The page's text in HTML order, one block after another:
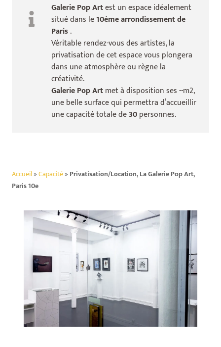
Galerie Pop Artest un espace idéalement
situé dans le10ème arrondissement de
Paris.
Véritable rendez-vous des artistes, la
privatisation de cet espace vous plongera
dans une atmosphère ou règne la
créativité.
Galerie Pop Artmet à disposition ses--m2,
une belle surface qui permettra d’accueillir
une capacité totale de30personnes.
Accueil»Capacité» Privatisation/Location, La Galerie Pop Art,
Paris 10e